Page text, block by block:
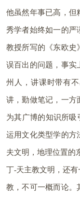
他虽然年事已高，但
秀学者始终如一的严
教授所写的《东欧史
误百出的问题，事实
州人，讲课时带有
讲，勤做笔记，一方
为其广博的知识所吸
运用文化类型学的方
夫文明，地理位置的
丁-天主教文明，还
教，不可一概而论。